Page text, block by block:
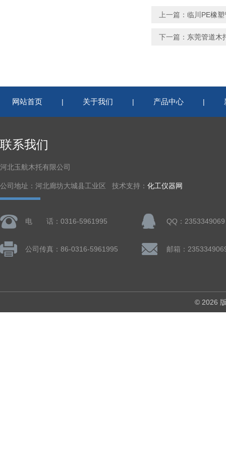
上一篇： 临川PE橡
下一篇： 东莞管道木
网站首页 | 关于我们 | 产品中心 |
联系我们
河北玉航木托有限公司
公司地址：河北廊坊大城县工业区 技术支持： 化工仪器网
电 话：0316-5961995 QQ：2353349069
公司传真：86-0316-5961995 邮箱：
© 2026